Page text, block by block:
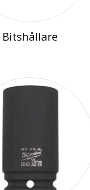
Bitshållare